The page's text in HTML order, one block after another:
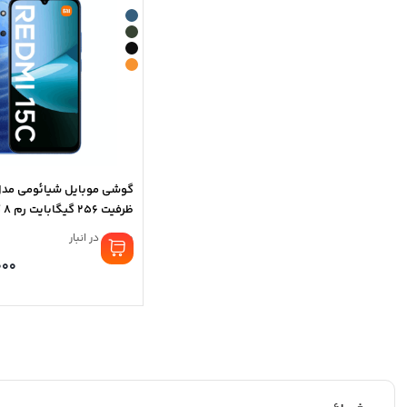
ظرفیت 256 گیگابایت رم 8 گیگابایت
موجود در انبار